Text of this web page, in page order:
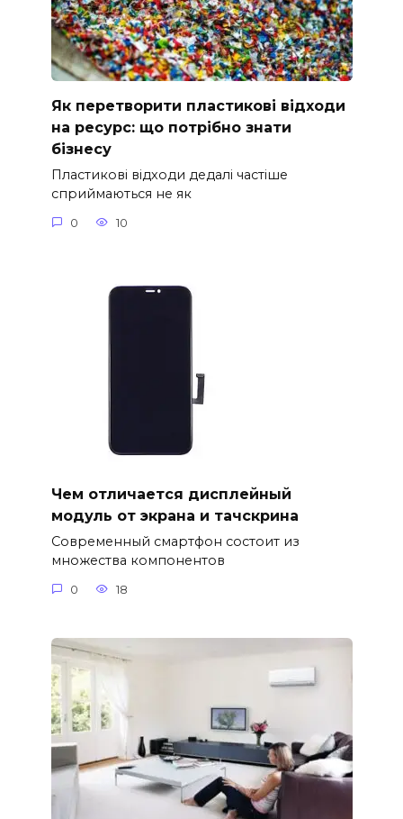
Як перетворити пластикові відходи
на ресурс: що потрібно знати
бізнесу
Пластикові відходи дедалі частіше
сприймаються не як
0 10
Чем отличается дисплейный
модуль от экрана и тачскрина
Современный смартфон состоит из
множества компонентов
0 18